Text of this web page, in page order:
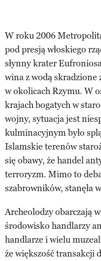
W roku 2006
pod presją włoskiego
słynny krater
wina z wodą skradzione
w okolicach Rzymu. W
krajach bogatych w
wojny, sytuacja jest
kulminacyjnym było
Islamskie terenów
się obawy, że handel
terroryzm. Mimo to
szabrowników, stanęła
Archeolodzy obarczają
środowisko handlarzy
handlarze i wielu
że większość transakcji